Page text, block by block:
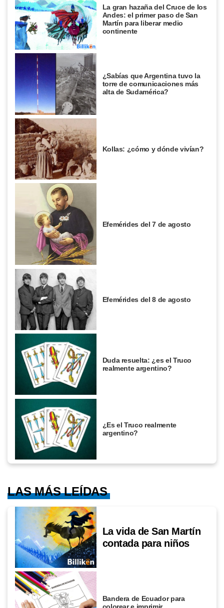
La gran hazaña del Cruce de los
Andes: el primer paso de San
Martín para liberar medio
continente
¿Sabías que Argentina tuvo la
torre de comunicaciones más
alta de Sudamérica?
Kollas: ¿cómo y dónde vivían?
Efemérides del 7 de agosto
Efemérides del 8 de agosto
Duda resuelta: ¿es el Truco
realmente argentino?
¿Es el Truco realmente
argentino?
LAS MÁS LEÍDAS
La vida de San Martín
contada para niños
Bandera de Ecuador para
colorear e imprimir